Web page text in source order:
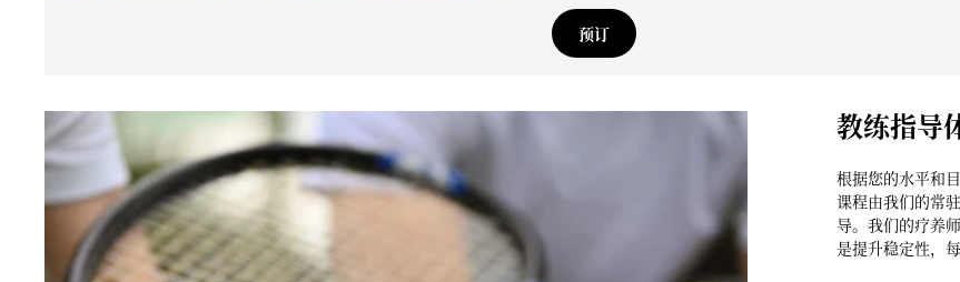
预订
教练指导
根据您的水平和
课程由我们的常
导。我们的疗养
是提升稳定性，